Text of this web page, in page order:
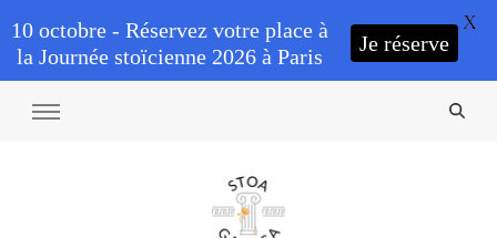
10 octobre - Réservez votre place à
la Journée stoïcienne 2026 à Paris
Je réserve
X